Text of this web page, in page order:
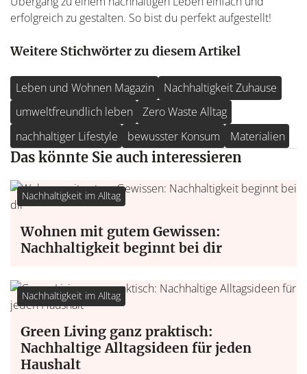
erfolgreich zu gestalten. So bist du perfekt aufgestellt!
Weitere Stichwörter zu diesem Artikel
Leben und Wohnen Magazin
Nachhaltigkeit Zuhause
umweltfreundlich leben
Zero Waste Alltag
nachhaltiger Lifestyle
bewusster Konsum Materialien
Das könnte Sie auch interessieren
Nachhaltigkeit im Alltag
Wohnen mit gutem Gewissen:
Nachhaltigkeit beginnt bei dir
Nachhaltigkeit im Alltag
Green Living ganz praktisch:
Nachhaltige Alltagsideen für jeden
Haushalt